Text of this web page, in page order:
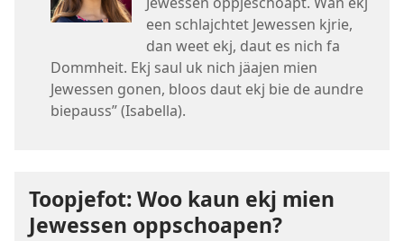
een schlajchtet Jewessen kjrie,
dan weet ekj, daut es nich fa
Dommheit. Ekj saul uk nich jäajen mien
Jewessen gonen, bloos daut ekj bie de aundre
biepauss” (Isabella).
Toopjefot: Woo kaun ekj mien
Jewessen oppschoapen?